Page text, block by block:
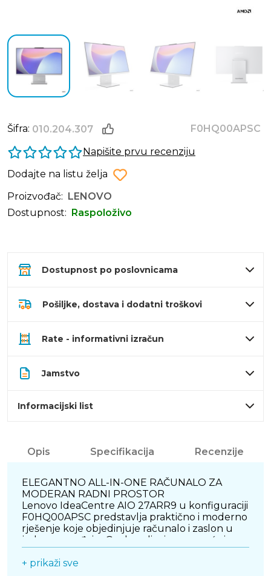
Šifra: 010.204.307
F0HQ00APSC
Napišite prvu recenziju
Dodajte na listu želja
Proizvođač:
LENOVO
Dostupnost:
Raspoloživo
Dostupnost po poslovnicama
Pošiljke, dostava i dodatni troškovi
Rate - informativni izračun
Jamstvo
Informacijski list
Opis Specifikacija Recenzije
ELEGANTNO ALL-IN-ONE RAČUNALO ZA
MODERAN RADNI PROSTOR
Lenovo IdeaCentre AIO 27ARR9 u konfiguraciji
F0HQ00APSC predstavlja praktično i moderno
rješenje koje objedinjuje računalo i zaslon u
jednom uređaju. Ovakav dizajn omogućuje
dodatnog kućišta, što ga čini idealnim za
+ prikaži sve